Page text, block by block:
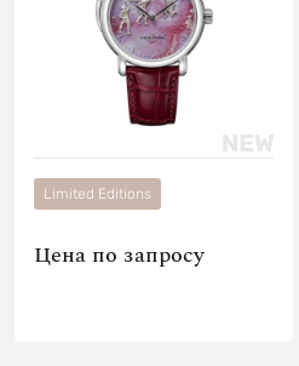
Limited Editions
Цена по запросу